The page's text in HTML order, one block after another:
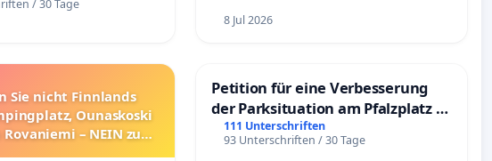
/ 30 Tage
8 Jul 2026
Sie nicht Finnlands
Ounaskoski
– NEIN zum
Petition für eine Verbesserung
der Parksituation am Pfalzplatz in
Mannheim
111 Unterschriften
93 Unterschriften / 30 Tage